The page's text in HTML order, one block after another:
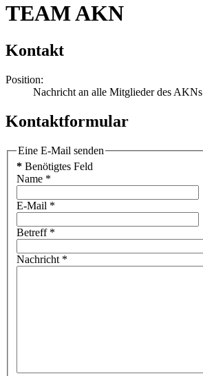
TEAM AKN
Kontakt
Position:
Nachricht an alle Mitglieder des AKNs
Kontaktformular
Eine E-Mail senden
* Benötigtes Feld
Name *
E-Mail *
Betreff*
Nachricht *